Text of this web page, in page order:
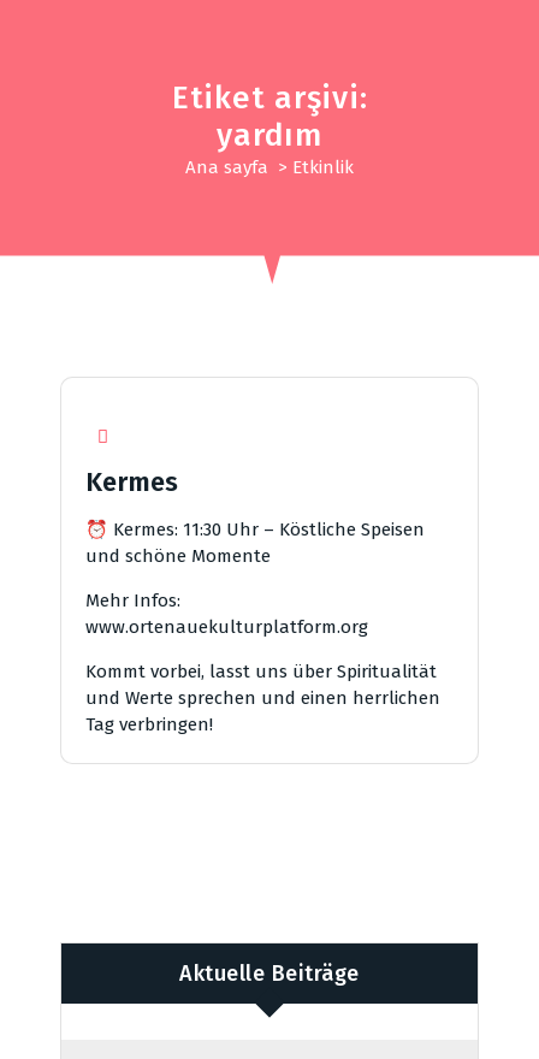
ç
Etiket arşivi:
yardım
Ana sayfa > Etkinlik
Kermes
⏰ Kermes: 11:30 Uhr – Köstliche Speisen
und schöne Momente
Mehr Infos:
www.ortenauekulturplatform.org
Kommt vorbei, lasst uns über Spiritualität
und Werte sprechen und einen herrlichen
Tag verbringen!
Aktuelle Beiträge